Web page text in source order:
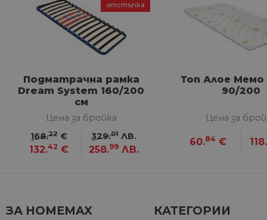
отстъпка
Подматрачна рамка
Dream System 160/200
см
Цена за бройка
168.22 €
132.42 €
329.01 ЛВ.
258.99 ЛВ.
Топ Алое Мемо
90/200
Цена за
60.84 € 118.
ЗА HOMEMAX КАТЕГОРИИ
_ga_32J9YV418P
YSC
VISITOR_INFO1_LIVE
IDE
test_cookie